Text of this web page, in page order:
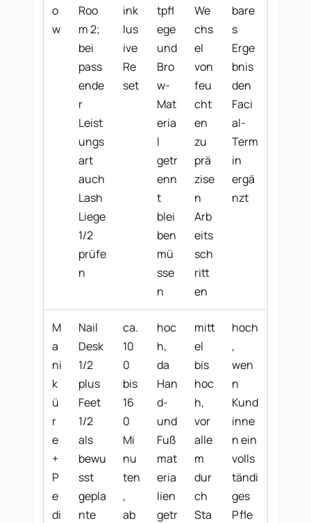
o
w
Roo
m 2;
bei
pass
ende
r
Leist
ungs
art
auch
Lash
Liege
1/2
prüfe
n
ink
lus
ive
Re
set
tpfl
ege
und
Bro
w-
Mat
eria
l
getr
enn
t
blei
ben
mü
sse
n
We
chs
el
von
feu
cht
en
zu
prä
zise
n
Arb
eits
sch
ritt
en
bare
s
Erge
bnis
den
Faci
al-
Term
in
ergä
nzt
M
a
ni
k
ü
r
e
+
P
e
di
Nail
Desk
1/2
plus
Feet
1/2
als
bewu
sst
gepla
nte
ca.
10
0
bis
16
0
Mi
nu
ten
,
ab
hoc
h,
da
Han
d-
und
Fuß
mat
eria
lien
getr
mitt
el
bis
hoc
h,
vor
alle
m
dur
ch
Sta
hoch
,
wen
n
Kund
inne
n ein
volls
tändi
ges
Pfle